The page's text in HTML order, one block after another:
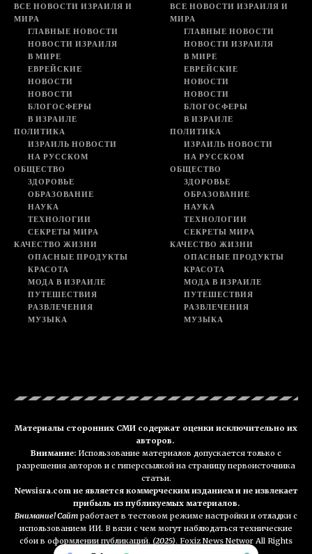
ВСЕ НОВОСТИ ИЗРАИЛЯ И
МИРА
ГЛАВНЫЕ НОВОСТИ
НОВОСТИ ИЗРАИЛЯ
В МИРЕ
ЕВРЕЙСКИЕ
НОВОСТИ
НОВОСТИ
БЛОГОСФЕРЫ
В ИЗРАИЛЕ
ПОЛИТИКА
ИЗРАИЛЬ НОВОСТИ
НА РУССКОМ
ОБЩЕСТВО
ЗДОРОВЬЕ
ОБРАЗОВАНИЕ
НАУКА
ТЕХНОЛОГИИ
СЕКРЕТЫ МИРА
КАЧЕСТВО ЖИЗНИ
ОПАСНЫЕ ПРОДУКТЫ
КРАСОТА
МОДА В ИЗРАИЛЕ
ПУТЕШЕСТВИЯ
РАЗВЛЕЧЕНИЯ
МУЗЫКА
ВСЕ НОВОСТИ ИЗРАИЛЯ И
МИРА
ГЛАВНЫЕ НОВОСТИ
НОВОСТИ ИЗРАИЛЯ
В МИРЕ
ЕВРЕЙСКИЕ
НОВОСТИ
НОВОСТИ
БЛОГОСФЕРЫ
В ИЗРАИЛЕ
ПОЛИТИКА
ИЗРАИЛЬ НОВОСТИ
НА РУССКОМ
ОБЩЕСТВО
ЗДОРОВЬЕ
ОБРАЗОВАНИЕ
НАУКА
ТЕХНОЛОГИИ
СЕКРЕТЫ МИРА
КАЧЕСТВО ЖИЗНИ
ОПАСНЫЕ ПРОДУКТЫ
КРАСОТА
МОДА В ИЗРАИЛЕ
ПУТЕШЕСТВИЯ
РАЗВЛЕЧЕНИЯ
МУЗЫКА
Материалы сторонних СМИ содержат оценки исключительно их
авторов.
Внимание: Использование материалов допускается только с
разрешения авторов и с гиперссылкой на страницу первоисточника
статьи.
Newsisra.com не является коммерческим изданием и не извлекает
прибыль из публикуемых материалов.
Внимание! Сайт работает в тестовом режиме настройки и отладки с
использованием ИИ. В вязи с чем могут наблюдаться технические
сбои в оформлении публикаций. (2025). Foxiz News Networ All Rights